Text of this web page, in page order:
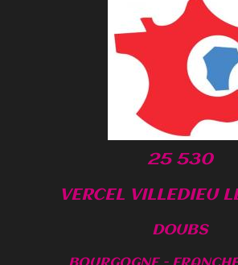
25 530
VERCEL VILLEDIEU
DOUBS